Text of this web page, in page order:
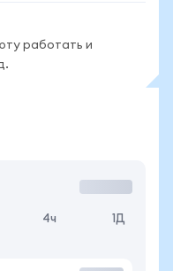
работать и
4ч 1Д